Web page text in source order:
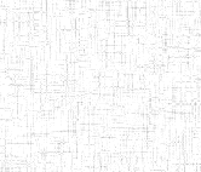
ENIEG Privé